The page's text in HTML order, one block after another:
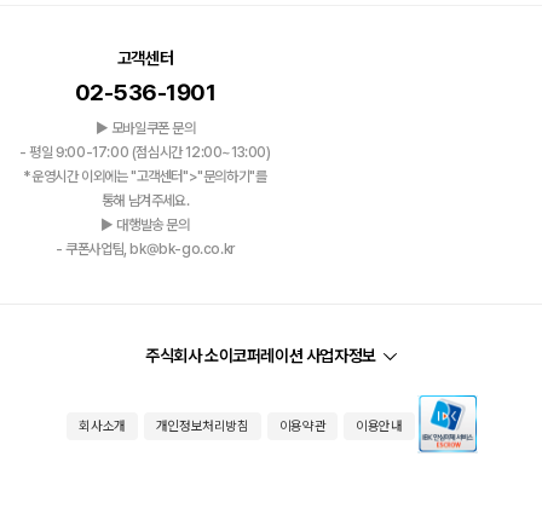
고객센터
02-536-1901
▶ 모바일쿠폰 문의
- 평일 9:00-17:00 (점심시간 12:00~13:00)
*운영시간 이외에는 "고객센터">"문의하기"를
통해 남겨주세요.
▶ 대행발송 문의
- 쿠폰사업팀, bk@bk-go.co.kr
주식회사 소이코퍼레이션 사업자정보
회사소개 개인정보처리방침 이용약관 이용안내